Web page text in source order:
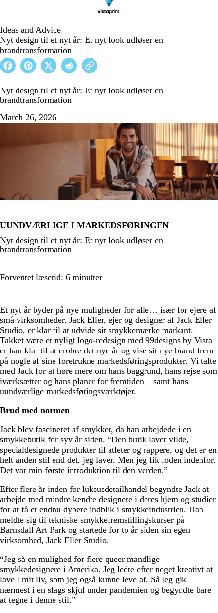
Ideas and Advice
Nyt design til et nyt år: Et nyt look udløser en
brandtransformation
Nyt design til et nyt år: Et nyt look udløser en
brandtransformation
March 26, 2026
UUNDVÆRLIGE I MARKEDSFØRINGEN
Nyt design til et nyt år: Et nyt look udløser en
brandtransformation
Forventet læsetid: 6 minutter
Et nyt år byder på nye muligheder for alle… især for ejere af
små virksomheder. Jack Eller, ejer og designer af Jack Eller
Studio, er klar til at udvide sit smykkemærke markant.
Takket være et nyligt logo-redesign med 99designs by Vista
er han klar til at erobre det nye år og vise sit nye brand frem
på nogle af sine foretrukne markedsføringsprodukter. Vi talte
med Jack for at høre mere om hans baggrund, hans rejse som
iværksætter og hans planer for fremtiden – samt hans
uundværlige markedsføringsværktøjer.
Brud med normen
Jack blev fascineret af smykker, da han arbejdede i en
smykkebutik for syv år siden. “Den butik laver vilde,
specialdesignede produkter til atleter og rappere, og det er en
helt anden stil end det, jeg laver. Men jeg fik foden indenfor.
Det var min første introduktion til den verden.”
Efter flere år inden for luksusdetailhandel begyndte Jack at
arbejde med mindre kendte designere i deres hjem og studier
for at få et endnu dybere indblik i smykkeindustrien. Han
meldte sig til tekniske smykkefremstillingskurser på
Barnsdall Art Park og startede for to år siden sin egen
virksomhed, Jack Eller Studio.
“Jeg så en mulighed for flere queer mandlige
smykkedesignere i Amerika. Jeg ledte efter noget kreativt at
lave i mit liv, som jeg også kunne leve af. Så jeg gik
nærmest i en slags skjul under pandemien og begyndte bare
at tegne i denne stil.”